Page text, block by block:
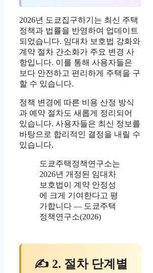
2026년 도쿄집구하기는 최신 주택
정책과 법률을 반영하여 업데이트
되었습니다. 임대차 보호법 강화와
계약 절차 간소화가 주요 변경 사
항입니다. 이를 통해 사용자들은
보다 안전하고 편리하게 주택을 구
할 수 있습니다.
정책 변경에 따른 비용 산정 방식
과 예약 절차도 새롭게 정리되어
있습니다. 사용자들은 최신 정보를
바탕으로 합리적인 결정을 내릴 수
있습니다.
도쿄주택정책연구소는
2026년 개정된 임대차
보호법이 계약 안정성
에 크게 기여한다고 평
가합니다 — 도쿄주택
정책연구소(2026)
✍ 2. 절차 단계별